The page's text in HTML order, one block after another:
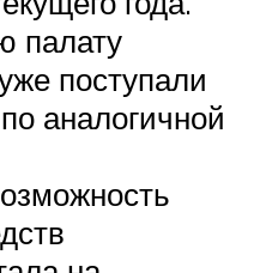
палату
поступали
аналогичной